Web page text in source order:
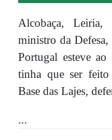
Alcobaça,
ministro da
Portugal esteve
tinha que ser feito
Base das Lajes,
...